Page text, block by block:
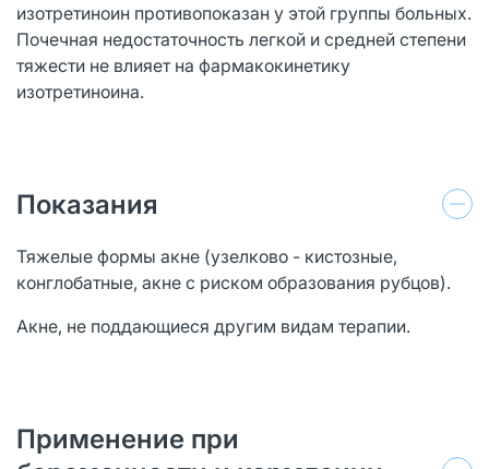
изотретиноин противопоказан у этой группы больных.
Почечная недостаточность легкой и средней степени
тяжести не влияет на фармакокинетику
изотретиноина.
Показания
Тяжелые формы акне (узелково - кистозные,
конглобатные, акне с риском образования рубцов).
Акне, не поддающиеся другим видам терапии.
Применение при